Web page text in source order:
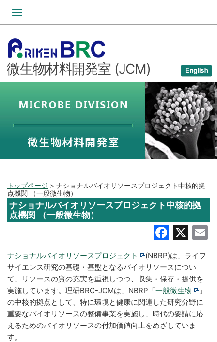
へ
ス
プ
微生物材料開発室 (JCM)
トップページ > ナショナルバイオリソースプロジェクト中核的拠
点機関 （一般微生物）
ナショナルバイオリソースプロジェクト中核的拠
点機関 （一般微生物）
X
ナショナルバイオリソースプロジェクト
(NBRP)は、ライフ
サイエンス研究の基礎・基盤となるバイオリソースについ
て、リソースの質の充実を重視しつつ、収集・保存・提供を
実施しています。理研BRC-JCMは、NBRP「一般微生物
」
の中核的拠点として、特に環境と健康に関連した研究分野に
重要なバイオリソースの整備事業を実施し、時代の要請に応
えるためのバイオリソースの付加価値向上をめざしていま
す。